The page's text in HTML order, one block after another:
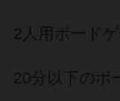
2人用ボード
20分以下のボ